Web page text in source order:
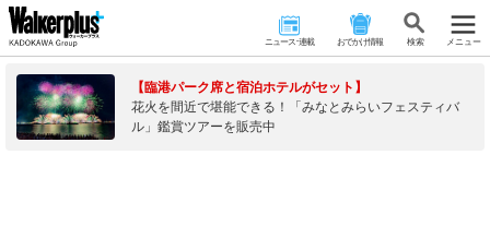
ニュース･連載 おでかけ情報 検 索 メニュー
【臨港パーク席と宿泊ホテルがセット】
花火を間近で堪能できる！「みなとみらいフェスティバ
ル」鑑賞ツアーを販売中